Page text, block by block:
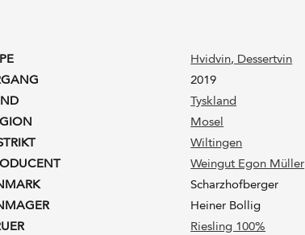
Hvidvin, Dessertvin
2019
Tyskland
Mosel
Wiltingen
Weingut Egon Müller
Scharzhofberger
Heiner Bollig
Riesling 100%